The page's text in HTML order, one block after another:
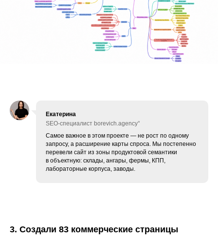
Екатерина
SEO-специалист borevich.agency°
Самое важное в этом проекте — не рост по одному
запросу, а расширение карты спроса. Мы постепенно
перевели сайт из зоны продуктовой семантики
в объектную: склады, ангары, фермы, КПП,
лабораторные корпуса, заводы.
3. Создали 83 коммерческие страницы